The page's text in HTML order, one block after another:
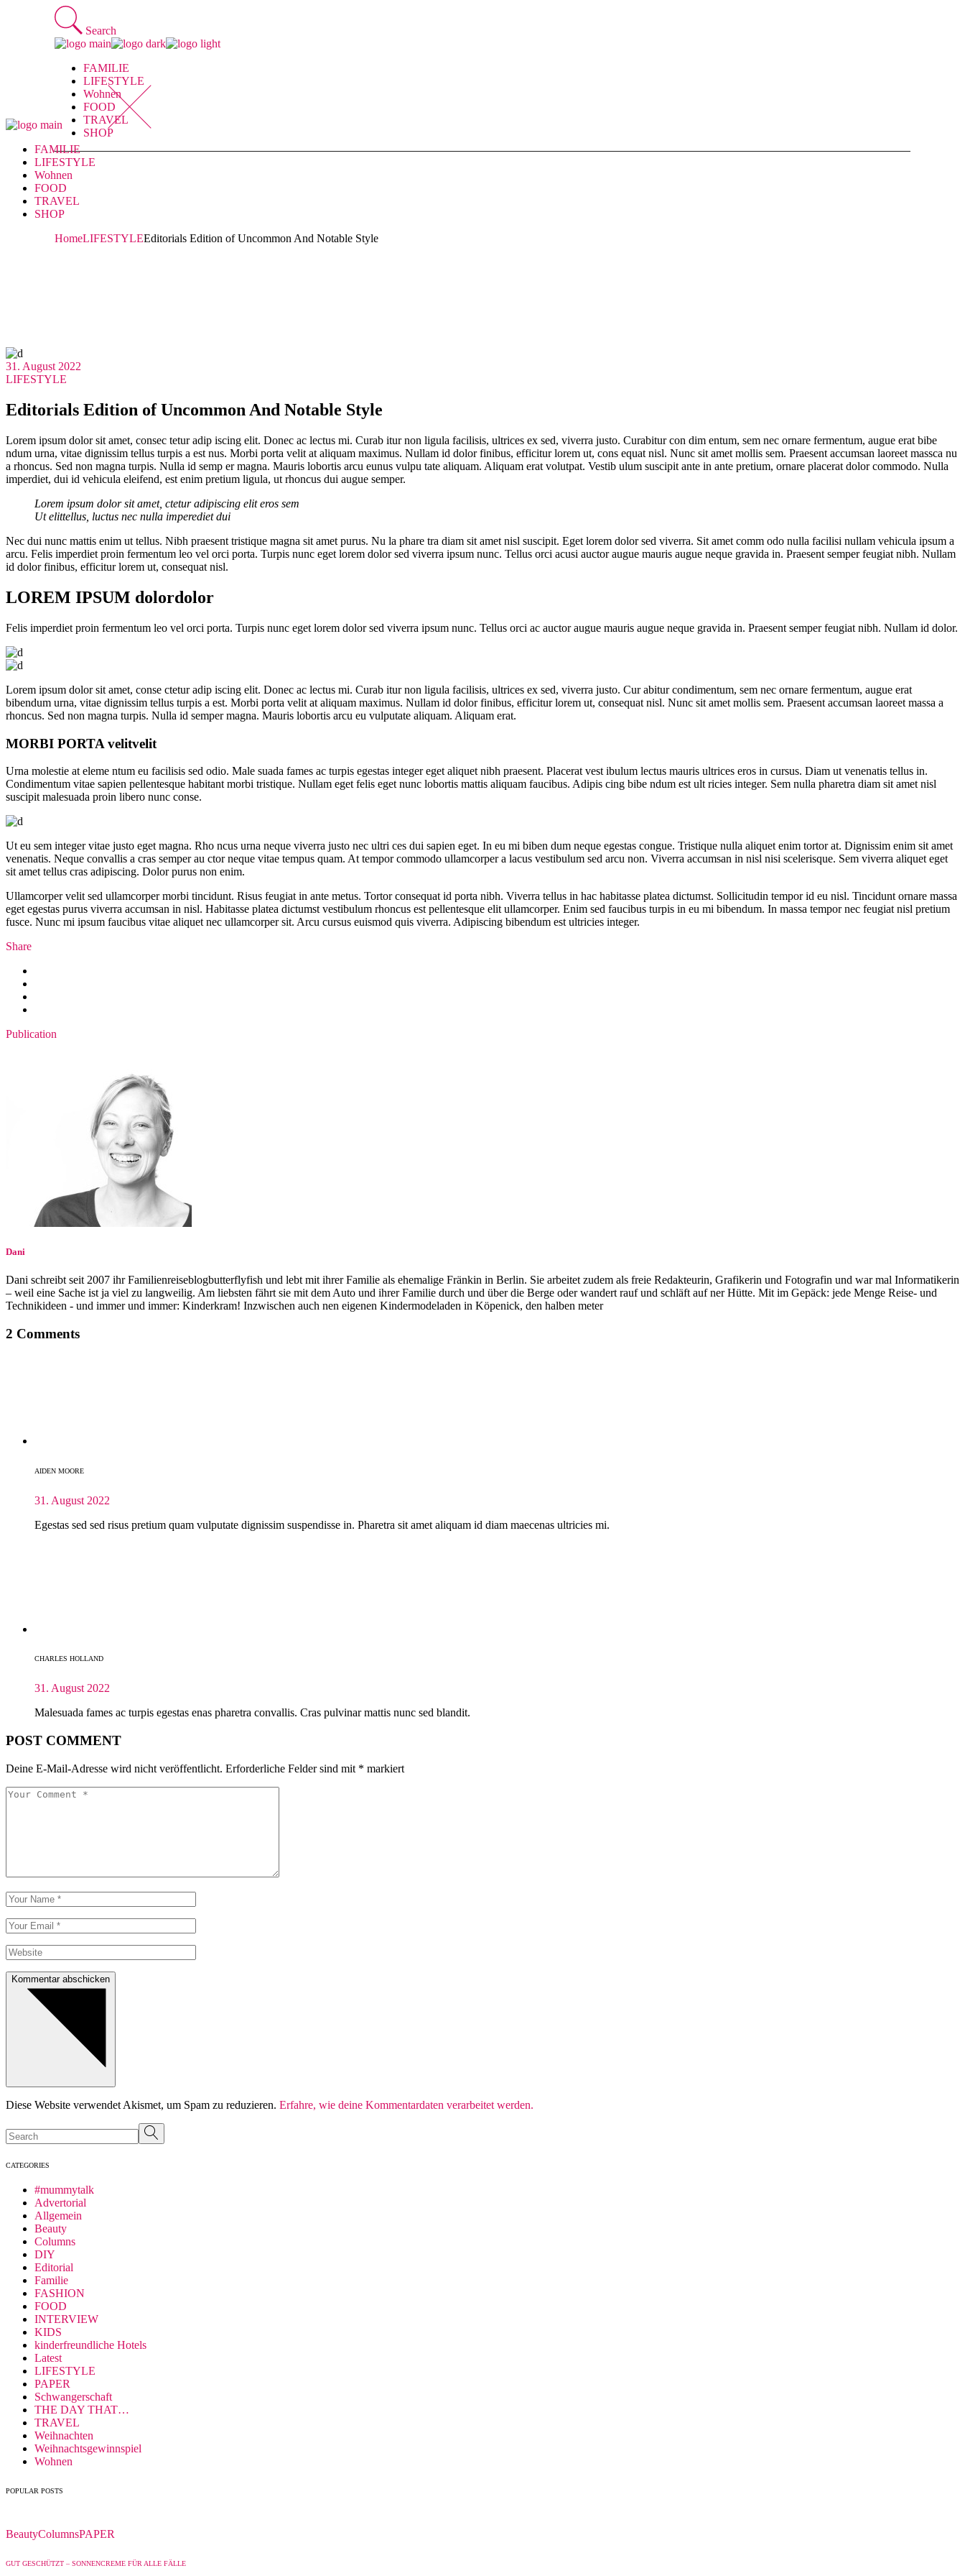
Search
FAMILIE
LIFESTYLE
Wohnen
FOOD
TRAVEL
SHOP
FAMILIE
LIFESTYLE
Wohnen
FOOD
TRAVEL
SHOP
HomeLIFESTYLEEditorials Edition of Uncommon And Notable Style
31. August 2022
LIFESTYLE
Editorials Edition of Uncommon And Notable Style
Lorem ipsum dolor sit amet, consec tetur adip iscing elit. Donec ac lectus mi. Curab itur non ligula facilisis, ultrices ex sed, viverra justo. Curabitur con dim entum, sem nec ornare fermentum, augue erat bibe
ndum urna, vitae dignissim tellus turpis a est nus. Morbi porta velit at aliquam maximus. Nullam id dolor finibus, efficitur lorem ut, cons equat nisl. Nunc sit amet mollis sem. Praesent accumsan laoreet massca nu
a rhoncus. Sed non magna turpis. Nulla id semp er magna. Mauris lobortis arcu eunus vulpu tate aliquam. Aliquam erat volutpat. Vestib ulum suscipit ante in ante pretium, ornare placerat dolor commodo. Nulla
imperdiet, dui id vehicula eleifend, est enim pretium ligula, ut rhoncus dui augue semper.
Lorem ipsum dolor sit amet, ctetur adipiscing elit eros sem
Ut elittellus, luctus nec nulla imperediet dui
Nec dui nunc mattis enim ut tellus. Nibh praesent tristique magna sit amet purus. Nu la phare tra diam sit amet nisl suscipit. Eget lorem dolor sed viverra. Sit amet comm odo nulla facilisi nullam vehicula ipsum a
arcu. Felis imperdiet proin fermentum leo vel orci porta. Turpis nunc eget lorem dolor sed viverra ipsum nunc. Tellus orci acusi auctor augue mauris augue neque gravida in. Praesent semper feugiat nibh. Nullam
id dolor finibus, efficitur lorem ut, consequat nisl.
LOREM IPSUM dolordolor
Felis imperdiet proin fermentum leo vel orci porta. Turpis nunc eget lorem dolor sed viverra ipsum nunc. Tellus orci ac auctor augue mauris augue neque gravida in. Praesent semper feugiat nibh. Nullam id dolor.
Lorem ipsum dolor sit amet, conse ctetur adip iscing elit. Donec ac lectus mi. Curab itur non ligula facilisis, ultrices ex sed, viverra justo. Cur abitur condimentum, sem nec ornare fermentum, augue erat
bibendum urna, vitae dignissim tellus turpis a est. Morbi porta velit at aliquam maximus. Nullam id dolor finibus, efficitur lorem ut, consequat nisl. Nunc sit amet mollis sem. Praesent accumsan laoreet massa a
rhoncus. Sed non magna turpis. Nulla id semper magna. Mauris lobortis arcu eu vulputate aliquam. Aliquam erat.
MORBI PORTA velitvelit
Urna molestie at eleme ntum eu facilisis sed odio. Male suada fames ac turpis egestas integer eget aliquet nibh praesent. Placerat vest ibulum lectus mauris ultrices eros in cursus. Diam ut venenatis tellus in.
Condimentum vitae sapien pellentesque habitant morbi tristique. Nullam eget felis eget nunc lobortis mattis aliquam faucibus. Adipis cing bibe ndum est ult ricies integer. Sem nulla pharetra diam sit amet nisl
suscipit malesuada proin libero nunc conse.
Ut eu sem integer vitae justo eget magna. Rho ncus urna neque viverra justo nec ultri ces dui sapien eget. In eu mi biben dum neque egestas congue. Tristique nulla aliquet enim tortor at. Dignissim enim sit amet
venenatis. Neque convallis a cras semper au ctor neque vitae tempus quam. At tempor commodo ullamcorper a lacus vestibulum sed arcu non. Viverra accumsan in nisl nisi scelerisque. Sem viverra aliquet eget
sit amet tellus cras adipiscing. Dolor purus non enim.
Ullamcorper velit sed ullamcorper morbi tincidunt. Risus feugiat in ante metus. Tortor consequat id porta nibh. Viverra tellus in hac habitasse platea dictumst. Sollicitudin tempor id eu nisl. Tincidunt ornare massa
eget egestas purus viverra accumsan in nisl. Habitasse platea dictumst vestibulum rhoncus est pellentesque elit ullamcorper. Enim sed faucibus turpis in eu mi bibendum. In massa tempor nec feugiat nisl pretium
fusce. Nunc mi ipsum faucibus vitae aliquet nec ullamcorper sit. Arcu cursus euismod quis viverra. Adipiscing bibendum est ultricies integer.
Share
Publication
Dani
Dani schreibt seit 2007 ihr Familienreiseblogbutterflyfish und lebt mit ihrer Familie als ehemalige Fränkin in Berlin. Sie arbeitet zudem als freie Redakteurin, Grafikerin und Fotografin und war mal Informatikerin
– weil eine Sache ist ja viel zu langweilig. Am liebsten fährt sie mit dem Auto und ihrer Familie durch und über die Berge oder wandert rauf und schläft auf ner Hütte. Mit im Gepäck: jede Menge Reise- und
Technikideen - und immer und immer: Kinderkram! Inzwischen auch nen eigenen Kindermodeladen in Köpenick, den halben meter
2 Comments
AIDEN MOORE
31. August 2022
Egestas sed sed risus pretium quam vulputate dignissim suspendisse in. Pharetra sit amet aliquam id diam maecenas ultricies mi.
CHARLES HOLLAND
31. August 2022
Malesuada fames ac turpis egestas enas pharetra convallis. Cras pulvinar mattis nunc sed blandit.
POST COMMENT
Deine E-Mail-Adresse wird nicht veröffentlicht. Erforderliche Felder sind mit * markiert
Kommentar abschicken
Diese Website verwendet Akismet, um Spam zu reduzieren. Erfahre, wie deine Kommentardaten verarbeitet werden.
Search
CATEGORIES
#mummytalk
Advertorial
Allgemein
Beauty
Columns
DIY
Editorial
Familie
FASHION
FOOD
INTERVIEW
KIDS
kinderfreundliche Hotels
Latest
LIFESTYLE
PAPER
Schwangerschaft
THE DAY THAT…
TRAVEL
Weihnachten
Weihnachtsgewinnspiel
Wohnen
POPULAR POSTS
BeautyColumnsPAPER
GUT GESCHÜTZT – SONNENCREME FÜR ALLE FÄLLE